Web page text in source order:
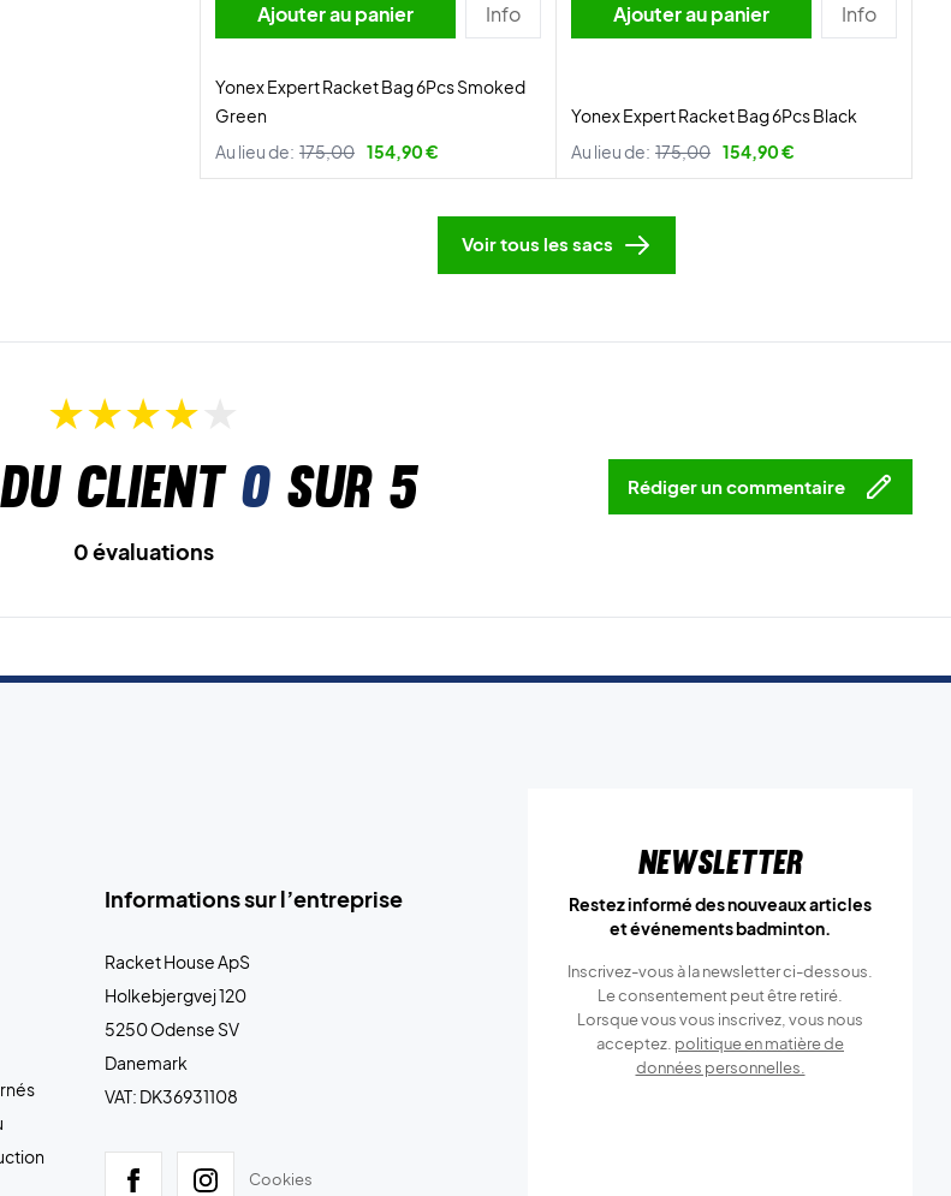
Ajouter au panier Info
Yonex Expert Racket Bag 6Pcs Smoked
Green
Au lieu de: 175,00 154,90 €
Ajouter au panier Info
Yonex Expert Racket Bag 6Pcs Black
Au lieu de: 175,00 154,90 €
Voir tous les sacs
client 0sur 5 Rédiger un commentaire
0 évaluations
Informations sur l’entreprise
Racket House ApS
Holkebjergvej 120
5250 Odense SV
Danemark
VAT: DK36931108
Cookies
Newsletter
Restez informé des nouveaux articles
et événements badminton.
Inscrivez-vous à la newsletter ci-dessous.
Le consentement peut être retiré.
Lorsque vous vous inscrivez, vous nous
acceptez. politique en matière de
données personnelles.